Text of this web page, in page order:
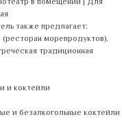
также предлагает:
морепродуктов),
традиционная
и коктейли
и безалкогольные коктейли